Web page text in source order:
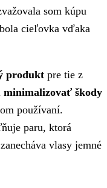
som kúpu
cieľovka vďaka
produkt pre tie z
minimalizovať škody
používaní.
paru, ktorá
vlasy jemné